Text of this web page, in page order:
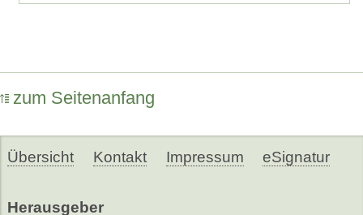
zum Seitenanfang
Übersicht Kontakt Impressum eSignatur
Herausgeber